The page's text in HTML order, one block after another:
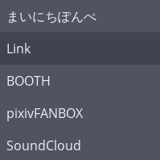
まいにちぽんぺ
Link
BOOTH
pixivFANBOX
SoundCloud